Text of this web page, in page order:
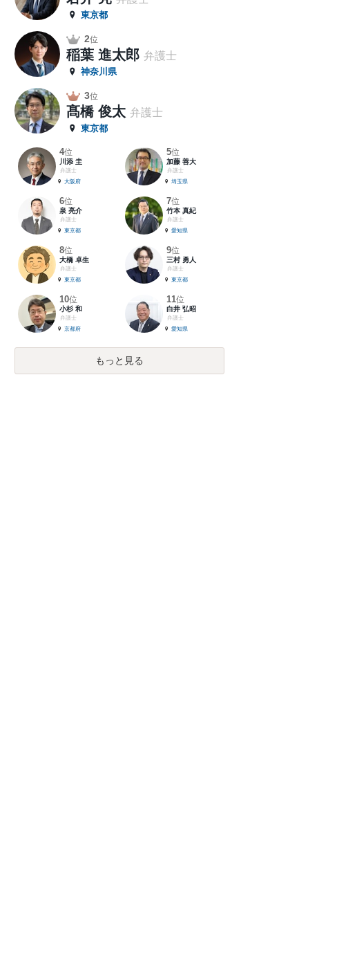
東京都
2位
稲葉 進太郎 弁護士
神奈川県
3位
髙橋 俊太 弁護士
東京都
4位
川添 圭
弁護士
大阪府
5位
加藤 善大
弁護士
埼玉県
6位
泉 亮介
弁護士
東京都
7位
竹本 真紀
弁護士
愛知県
8位
大橋 卓生
弁護士
東京都
9位
三村 勇人
弁護士
東京都
10位
小杉 和
弁護士
京都府
11位
白井 弘昭
弁護士
愛知県
もっと見る